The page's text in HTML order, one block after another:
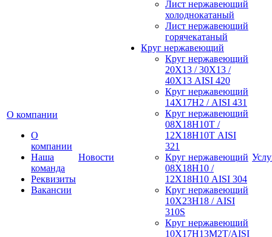
О компании
О
компании
Наша
команда
Реквизиты
Вакансии
Новости
Лист нержавеющий
холоднокатаный
Лист нержавеющий
горячекатаный
Круг нержавеющий
Круг нержавеющий
20Х13 / 30Х13 /
40Х13 AISI 420
Круг нержавеющий
14Х17Н2 / AISI 431
Круг нержавеющий
08Х18Н10Т /
12Х18Н10Т AISI
321
Круг нержавеющий
08Х18Н10 /
12Х18Н10 AISI 304
Круг нержавеющий
10Х23Н18 / AISI
310S
Круг нержавеющий
10Х17Н13М2Т/AISI